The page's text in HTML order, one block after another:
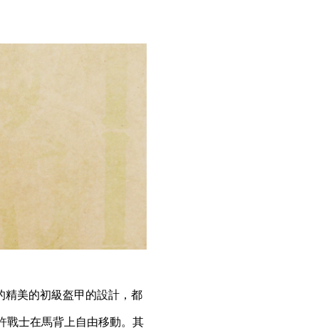
精美的初級盔甲的設計，都
戰士在馬背上自由移動。其